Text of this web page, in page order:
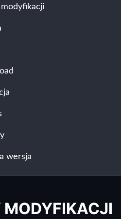
wersja
MODYFIKACJI